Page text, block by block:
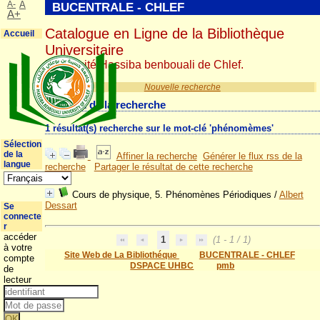
Nouvelle recherche
Résultat de la recherche
1 résultat(s) recherche sur le mot-clé 'phénomèmes'
Affiner la recherche Générer le flux rss de la
recherche
Partager le résultat de cette recherche
Cours de physique, 5. Phénomènes Périodiques / Albert
Dessart
1 (1 - 1 / 1)
Site Web de La Bibliothéque
BUCENTRALE - CHLEF
DSPACE UHBC
pmb
BUCENTRALE - CHLEF
Catalogue en Ligne de la Bibliothèque
Universitaire
Université Hassiba benbouali de Chlef.
A- A
A+
Accueil
Sélection
de la
langue
Se
connecte
r
accéder
à votre
compte
de
lecteur